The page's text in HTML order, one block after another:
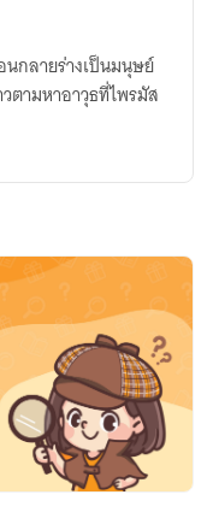
นกลายร่างเป็นมนุษย์
ตามหาอาวุธที่ไพรมัส